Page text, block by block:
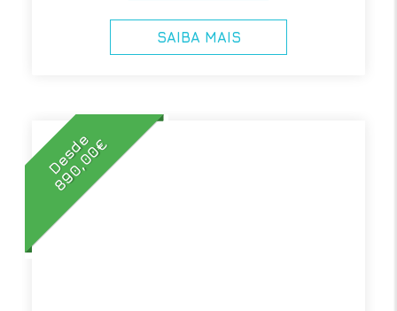
SAIBA MAIS
Desde
890,00€